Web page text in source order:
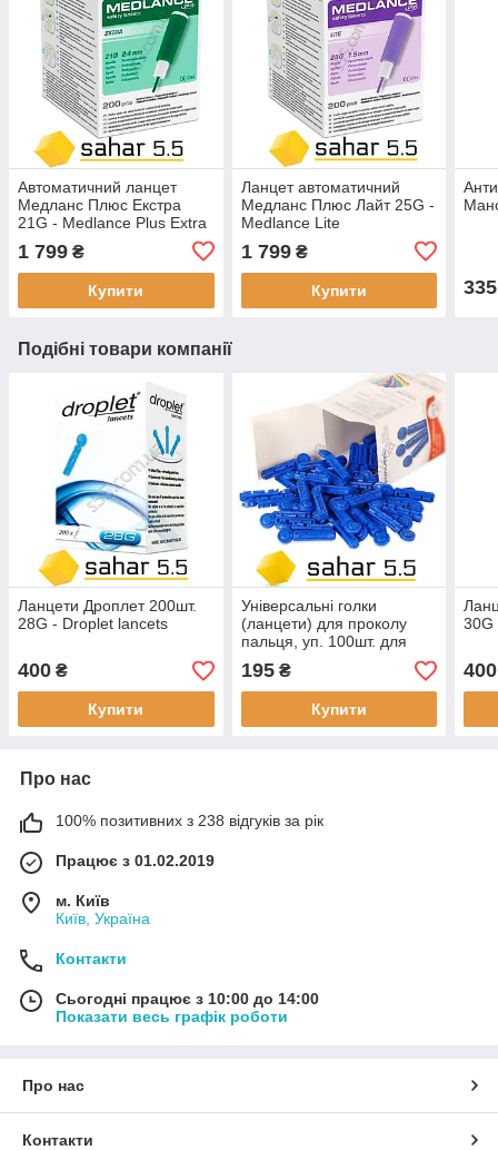
Автоматичний ланцет
Медланс Плюс Екстра
21G - Medlance Plus Extra
1 799 ₴
Купити
Ланцет автоматичний
Медланс Плюс Лайт 25G -
Medlance Lite
1 799₴
Купити 335
Подібні товари компанії
Ланцети Дроплет 200шт.
28G - Droplet lancets
400 ₴
Купити
Універсальні голки
(ланцети) для проколу
пальця, уп. 100шт. для
Контур ТС, Он Колл Плюс,
Біонайм
195₴
Купити
30G
400
Про нас
100% позитивних з 238 відгуків за рік
Працює з 01.02.2019
м. Київ
Київ, Україна
Контакти
Сьогодні працює з 10:00 до 14:00
Показати весь графік роботи
Про нас
Контакти